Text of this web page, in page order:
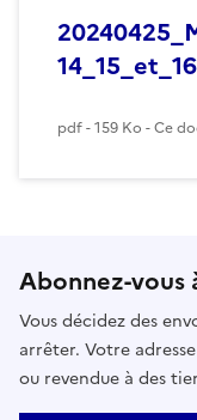
pdf - 159 Ko - Ce
Abonnez-
Vous décidez des
arrêter. Votre
ou revendue à des